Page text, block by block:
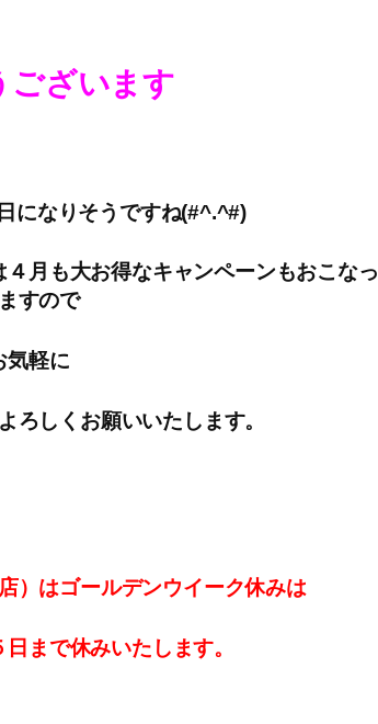
ございます
になりそうですね(#^.^#)
月も大お得なキャンペーンもおこなっ
すので
気軽に
ろしくお願いいたします。
）はゴールデンウイーク休みは
まで休みいたします。